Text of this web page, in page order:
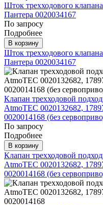
Шток трехходового
Пантера 0020034167
По запросу
Подробнее
В корзину
Шток трехходового
Пантера 0020034167
Клапан трехходовой
AtmoTEC 0020132682,
0020014168 (без
По запросу
Подробнее
В корзину
Клапан трехходовой
AtmoTEC 0020132682,
0020014168 (без